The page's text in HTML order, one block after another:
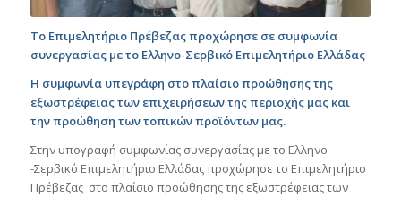
Το Επιμελητήριο Πρέβεζας προχώρησε σε συμφωνία
συνεργασίας με το Ελληνο-Σερβικό Επιμελητήριο Ελλάδας
Η συμφωνία υπεγράφη στο πλαίσιο προώθησης της
εξωστρέφειας των επιχειρήσεων της περιοχής μας και
την προώθηση των τοπικών προϊόντων μας.
Στην υπογραφή συμφωνίας συνεργασίας με το Ελληνο
-Σερβικό Επιμελητήριο Ελλάδας προχώρησε το Επιμελητήριο
Πρέβεζας στο πλαίσιο προώθησης της εξωστρέφειας των